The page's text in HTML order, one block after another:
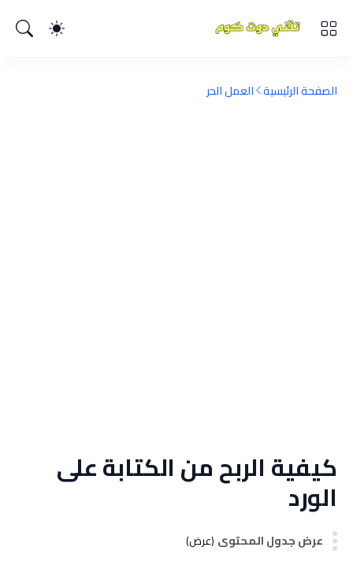
الصفحة الرئيسية العمل الحر
كيفية الربح من الكتابة على
الورد
عرض جدول المحتوى (عرض)